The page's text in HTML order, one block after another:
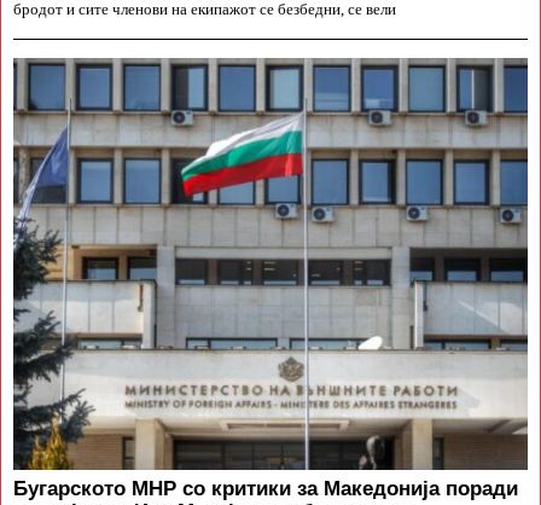
бродот и сите членови на екипажот се безбедни, се вели
Бугарското МНР со критики за Македонија поради